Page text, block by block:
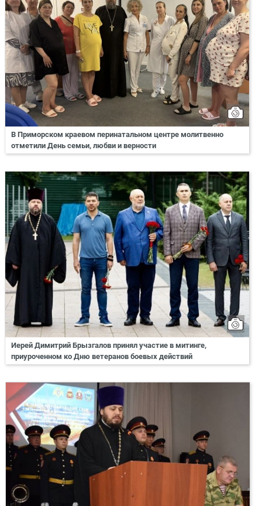
В Приморском краевом перинатальном центре молитвенно
отметили День семьи, любви и верности
Иерей Димитрий Брызгалов принял участие в митинге,
приуроченном ко Дню ветеранов боевых действий